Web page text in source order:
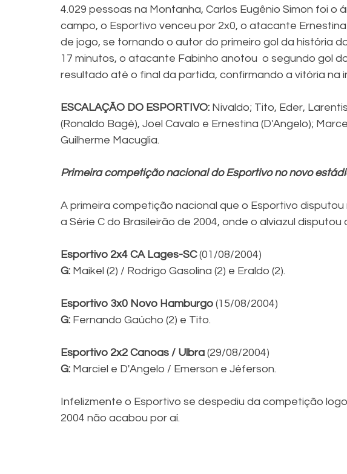
4.029 pessoas na Montanha, Carlos Eugênio Simon foi o
campo, o Esportivo venceu por 2x0, o atacante
de jogo, se tornando o autor do primeiro gol da história
17 minutos, o atacante Fabinho anotou  o segundo gol
resultado até o final da partida, confirmando a vitória na
ESCALAÇÃO DO ESPORTIVO: Nivaldo; Tito, Eder,
(Ronaldo Bagé), Joel Cavalo e Ernestina (D'Angelo);
Guilherme Macuglia.
Primeira competição nacional do Esportivo no novo
A primeira competição nacional que o Esportivo
a Série C do Brasileirão de 2004, onde o alviazul disputou
Esportivo 2x4 CA Lages-SC (01/08/2004)
G: Maikel (2) / Rodrigo Gasolina (2) e Eraldo (2).
Esportivo 3x0 Novo Hamburgo (15/08/2004)
G: Fernando Gaúcho (2) e Tito.
Esportivo 2x2 Canoas / Ulbra (29/08/2004)
G: Marciel e D'Angelo / Emerson e Jéferson.
Infelizmente o Esportivo se despediu da competição
2004 não acabou por aí.